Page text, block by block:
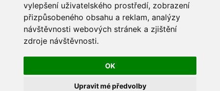
vylepšení uživatelského prostředí, zobrazení
přizpůsobeného obsahu a reklam, analýzy
návštěvnosti webových stránek a zjištění
zdroje návštěvnosti.
OK
Upravit mé předvolby